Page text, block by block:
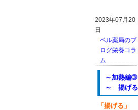
2023年07月20
日
ベル薬局のブ
ログ栄養コラ
ム
～加熱編➂
～ 揚げる
「揚げる」